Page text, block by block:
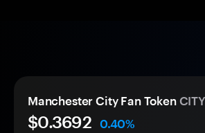
Manchester City Fan Token CITY
$0.3692
0.40%